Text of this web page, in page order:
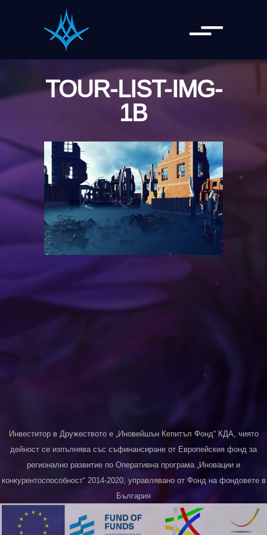
TOUR-LIST-IMG-
1B
Инвеститор в Дружеството е „Иновейшън Кепитъл Фонд“ КДА, чиято
дейност се изпълнява със съфинансиране от Европейския фонд за
регионално развитие по Оперативна програма „Иновации и
конкурентоспособност“ 2014-2020, управлявано от Фонд на фондовете в
България